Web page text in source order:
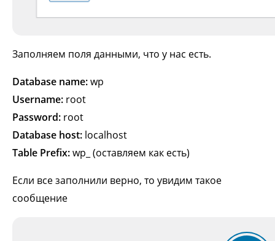
Заполняем поля данными, что у нас есть.
Database name:wp
Username: root
Password: root
Database host: localhost
Table Prefix:wp_ (оставляем как есть)
Если все заполнили верно, то увидим такое
сообщение